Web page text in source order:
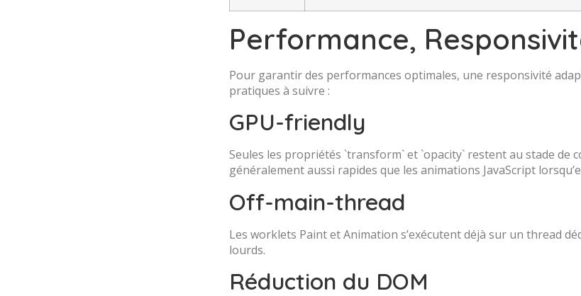
Performance,
Pour garantir des performances optimales, une responsivité
pratiques à suivre :
GPU-friendly
Seules les propriétés `transform` et `opacity` restent au stade de
généralement aussi rapides que les animations JavaScript
Off-main-thread
Les worklets Paint et Animation s’exécutent déjà sur un thread
lourds.
Réduction du DOM